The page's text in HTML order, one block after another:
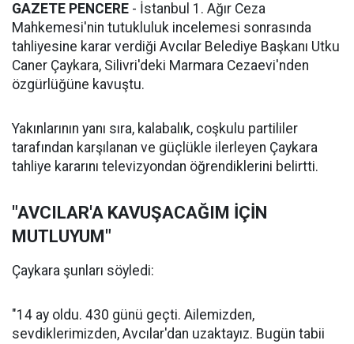
GAZETE PENCERE - İstanbul 1. Ağır Ceza
Mahkemesi'nin tutukluluk incelemesi sonrasında
tahliyesine karar verdiği Avcılar Belediye Başkanı Utku
Caner Çaykara, Silivri'deki Marmara Cezaevi'nden
özgürlüğüne kavuştu.
Yakınlarının yanı sıra, kalabalık, coşkulu partililer
tarafından karşılanan ve güçlükle ilerleyen Çaykara
tahliye kararını televizyondan öğrendiklerini belirtti.
"AVCILAR'A KAVUŞACAĞIM İÇİN
MUTLUYUM"
Çaykara şunları söyledi:
"14 ay oldu. 430 günü geçti. Ailemizden,
sevdiklerimizden, Avcılar'dan uzaktayız. Bugün tabii